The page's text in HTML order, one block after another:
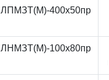
ЛПМЗТ(М)-400x50пр
ЛНМЗТ(М)-100x80пр